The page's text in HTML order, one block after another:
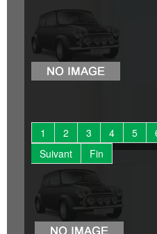
1 2 3 4 5
Suivant
Fin